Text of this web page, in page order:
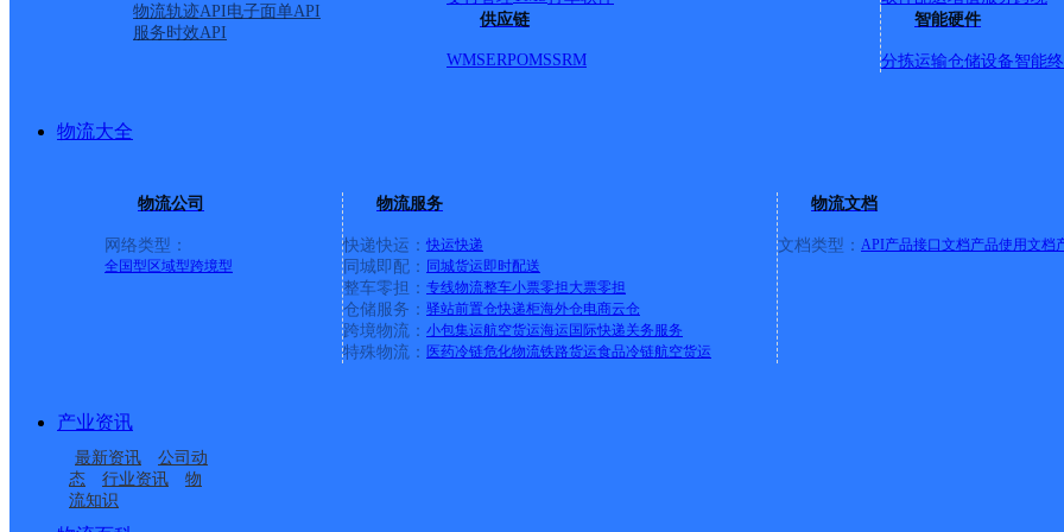
物流轨迹API电子面单API
服务时效API
供应链
WMSERPOMSSRM
智能硬件
分拣运输仓储设备智能
物流大全
物流公司
网络类型：
全国型 区域型跨境型
物流服务
快递快运： 快运快递
同城即配： 同城货运即时配送
整车零担： 专线物流整车小票零担大票零担
仓储服务： 驿站前置仓快递柜海外仓电商云仓
跨境物流： 小包集运航空货运海运 国际快递关务服务
特殊物流： 医药冷链危化物流铁路货运食品冷链航空货运
物流文档
文档类型： API产品接口文档产品使用文档
产业资讯
最新资讯
公司动
态
行业资讯
物
流知识
乐东县电话：
重庆垫江桂西大道营业站
顺丰速运
电话：
昌江石碌人民北路营业点 电话：
顺丰速运乐东黄流黄东村营业点 电话：
节省99%研发成本
荣誉成果
国家高新技术企业 荣获《中国物流行业最具投资价值企业》